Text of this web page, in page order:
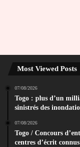
Most Viewed Posts
07/08/2026
Togo : plus d’un
sinistrés des
07/08/2026
Togo / Concours
centres d’écrit connus